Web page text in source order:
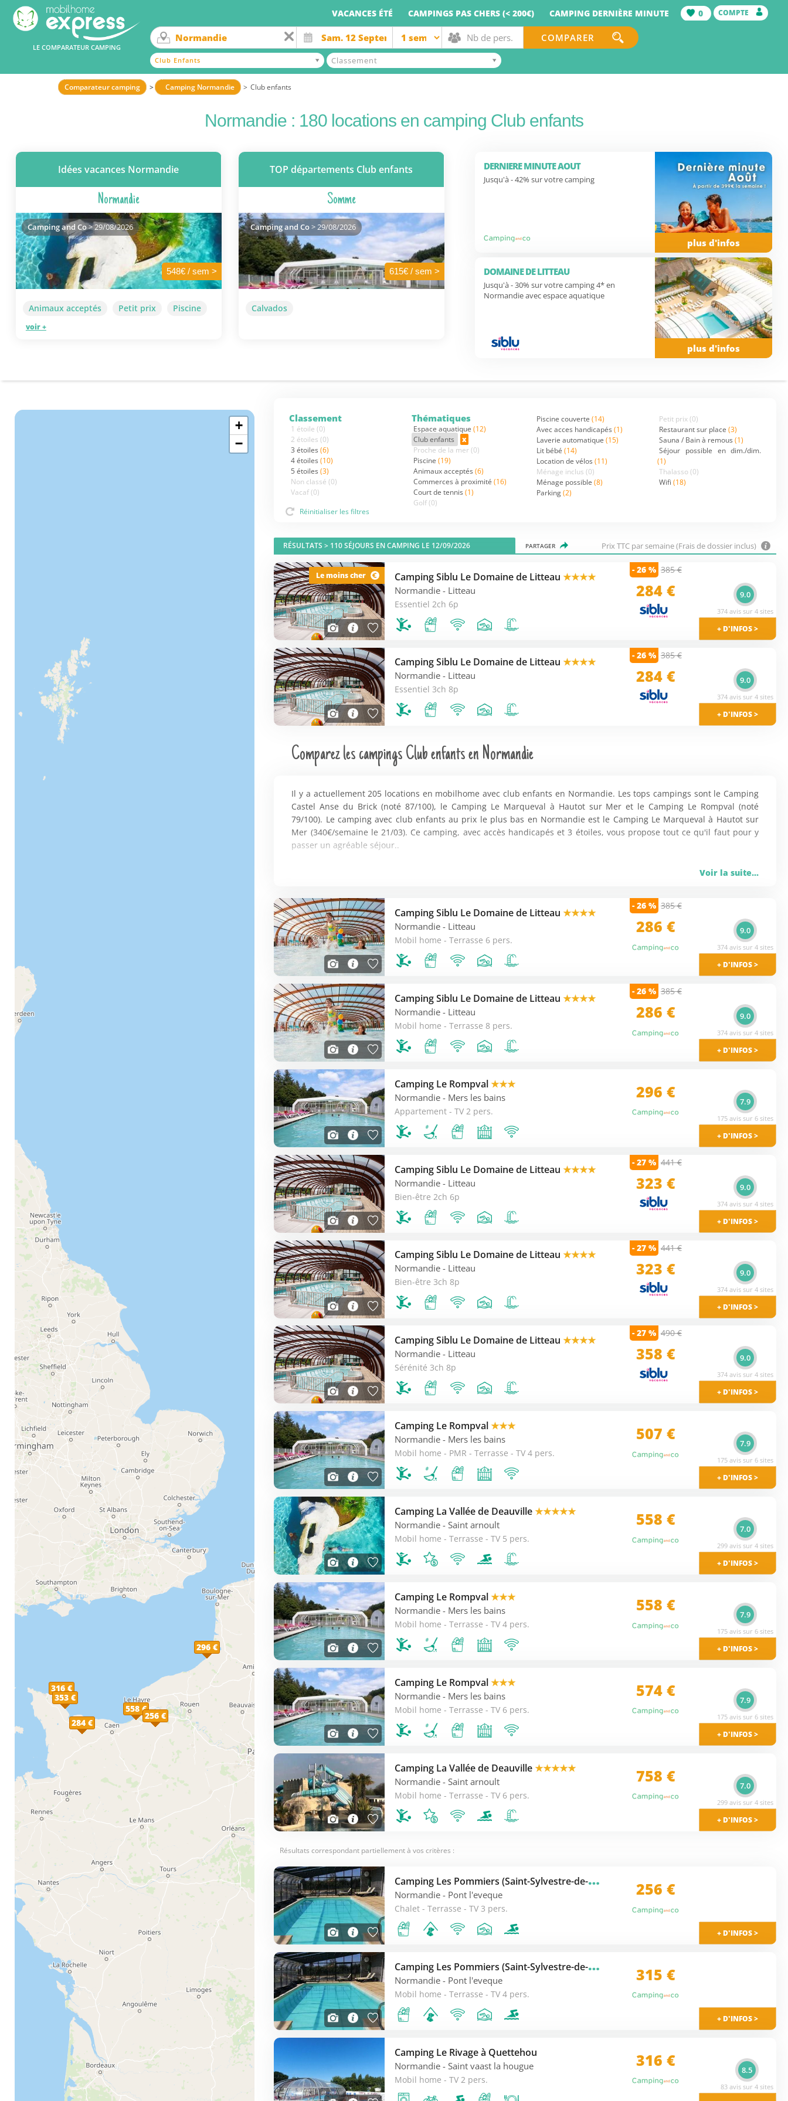
VACANCES ÉTÉ CAMPINGS PAS CHERS (< 200€) CAMPING DERNIÈRE MINUTE 0 COMPTE
LE COMPARATEUR CAMPING
COMPARER
Club Enfants Classement
Comparateur camping Camping Normandie Club enfants
Normandie : 180 locations en camping Club enfants
Idées vacances Normandie
Normandie
548€ / sem >
Camping and Co> 29/08/2026
Animaux acceptés Petit prix Piscine
voir +
TOP départements Club enfants
Somme
615€ / sem >
Camping and Co> 29/08/2026
Calvados
DERNIERE MINUTE AOUT
Jusqu'à - 42% sur votre camping
plus d'infos
DOMAINE DE LITTEAU
Jusqu'à - 30% sur votre camping 4* en
Normandie avec espace aquatique
plus d'infos
284 €
296 €
558 €
256 €
316 €
353 €
+
−
Classement
1 étoile(0)
2 étoiles(0)
3 étoiles(6)
4 étoiles(10)
5 étoiles(3)
Non classé(0)
Vacaf(0)
Thématiques
Espace aquatique(12)
Club enfants
x
Proche de la mer(0)
Piscine(19)
Animaux acceptés(6)
Commerces à proximité(16)
Court de tennis(1)
Golf(0)
Piscine couverte (14)
Avec acces handicapés (1)
Laverie automatique (15)
Lit bébé (14)
Location de vélos (11)
Ménage inclus (0)
Ménage possible (8)
Parking(2)
Petit prix(0)
Restaurant sur place(3)
Sauna / Bain à remous(1)
Séjour possible en dim./dim.
(1)
Thalasso(0)
Wifi(18)
Réinitialiser les filtres
RÉSULTATS > 110SÉJOURS EN CAMPING LE 12/09/2026 PARTAGER Prix TTC par semaine (Frais de dossier inclus)
Le moins cher Camping Siblu Le Domaine de Litteau★★★★
Normandie - Litteau
Essentiel 2ch 6p
- 26 % 385 €
284 €
+ D'INFOS >
9.0
374 avis sur 4 sites
Camping Siblu Le Domaine de Litteau★★★★
Normandie - Litteau
Essentiel 3ch 8p
- 26 % 385 €
284 €
+ D'INFOS >
9.0
374 avis sur 4 sites
Comparez les campings Club enfants en Normandie
Il y a actuellement 205 locations en mobilhome avec club enfants en Normandie. Les tops campings sont le Camping
Castel Anse du Brick (noté 87/100), le Camping Le Marqueval à Hautot sur Mer et le Camping Le Rompval (noté
79/100). Le camping avec club enfants au prix le plus bas en Normandie est le Camping Le Marqueval à Hautot sur
Mer (340€/semaine le 21/03). Ce camping, avec accès handicapés et 3 étoiles, vous propose tout ce qu'il faut pour y
passer un agréable séjour..
Le prix moyen d'un mobilhome en juillet est de 779€ par semaine et le tarif le moins cher est de 610 €. Comptez en
campings, découvrez à proximité le Camping Hautes Coutures Bénouville (Ouistreham), le Camping Le Point du Jour
(Merville franceville plage) et le Camping Loisirs Ariane (Merville franceville plage). Ces offres avec club enfants
peuvent s'accorder à vos envies.
Sur la région, voici les établissements ayant les meilleures notes sur notre comparateur d'avis :
- Camping Siblu Le Domaine de Litteau : Laissez-vous charmer par Litteau (Normandie) et logez dans Le... [voir la
suite]
- Camping Yelloh Village Les Vikings : Le camping Les Vikings (5 étoiles) vous accueille à... [voir la suite
- Camping Le Rompval : Logez dans le Camping Le Rompval et succombez au charme de Mers... [
En Normandie, voici les principaux lieux touristiques : Berry au Bac, Accueil, Musée des Beaux Arts, Le Musée des
Beaux-Arts, Le logis du gouverneur, Musée du Radar de Douvres.
Voir la suite...
Camping Siblu Le Domaine de Litteau★★★★
Normandie - Litteau
Mobil home - Terrasse 6 pers.
- 26 % 385 €
286 €
+ D'INFOS >
9.0
374 avis sur 4 sites
Camping Siblu Le Domaine de Litteau★★★★
Normandie - Litteau
Mobil home - Terrasse 8 pers.
- 26 % 385 €
286 €
+ D'INFOS >
9.0
374 avis sur 4 sites
Camping Le Rompval★★★
Normandie - Mers les bains
Appartement - TV 2 pers.
296 €
+ D'INFOS >
7.9
175 avis sur 6 sites
Camping Siblu Le Domaine de Litteau★★★★
Normandie - Litteau
Bien-être 2ch 6p
- 27 % 441 €
323 €
+ D'INFOS >
9.0
374 avis sur 4 sites
Camping Siblu Le Domaine de Litteau★★★★
Normandie - Litteau
Bien-être 3ch 8p
- 27 % 441 €
323 €
+ D'INFOS >
9.0
374 avis sur 4 sites
Camping Siblu Le Domaine de Litteau★★★★
Normandie - Litteau
Sérénité 3ch 8p
- 27 % 490 €
358 €
+ D'INFOS >
9.0
374 avis sur 4 sites
Camping Le Rompval★★★
Normandie - Mers les bains
Mobil home - PMR - Terrasse - TV 4 pers.
507 €
+ D'INFOS >
7.9
175 avis sur 6 sites
Camping La Vallée de Deauville★★★★★
Normandie - Saint arnoult
Mobil home - Terrasse - TV 5 pers.
558 €
+ D'INFOS >
7.0
299 avis sur 4 sites
Camping Le Rompval★★★
Normandie - Mers les bains
Mobil home - Terrasse - TV 4 pers.
558 €
+ D'INFOS >
7.9
175 avis sur 6 sites
Camping Le Rompval★★★
Normandie - Mers les bains
Mobil home - Terrasse - TV 6 pers.
574 €
+ D'INFOS >
7.9
175 avis sur 6 sites
Camping La Vallée de Deauville★★★★★
Normandie - Saint arnoult
Mobil home - Terrasse - TV 6 pers.
758 €
+ D'INFOS >
7.0
299 avis sur 4 sites
Résultats correspondant partiellement à vos critères :
C
amping Les Pommiers (Saint-Sylvestre-de-Cormeilles à 12 km)
Normandie - Pont l'eveque
Chalet - Terrasse - TV 3 pers.
256 €
+ D'INFOS >
C
amping Les Pommiers (Saint-Sylvestre-de-Cormeilles à 12 km)
Normandie - Pont l'eveque
Mobil home - Terrasse - TV 4 pers.
315 €
+ D'INFOS >
Camping Le Rivage à Quettehou
Normandie - Saint vaast la hougue
Mobil home - TV 2 pers.
316 € 8.5
83 avis sur 4 sites